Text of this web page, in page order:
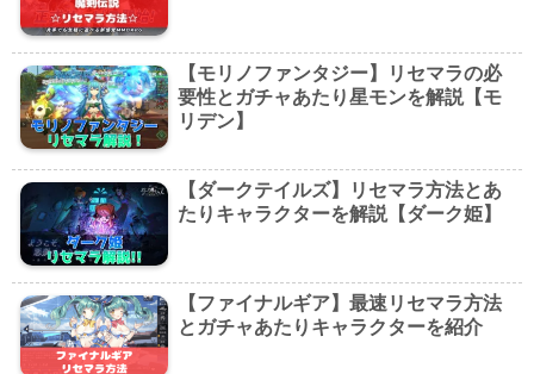
【モリノファンタジー】リセマラの必
要性とガチャあたり星モンを解説【モ
リデン】
【ダークテイルズ】リセマラ方法とあ
たりキャラクターを解説【ダーク姫】
【ファイナルギア】最速リセマラ方法
とガチャあたりキャラクターを紹介